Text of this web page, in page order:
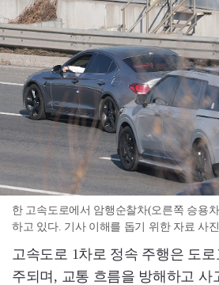
한 고속도로에서 암행순찰차(오른쪽 승용
하고 있다. 기사 이해를 돕기 위한 자료 사
고속도로 1차로 정속 주행은 도
주되며, 교통 흐름을 방해하고 사